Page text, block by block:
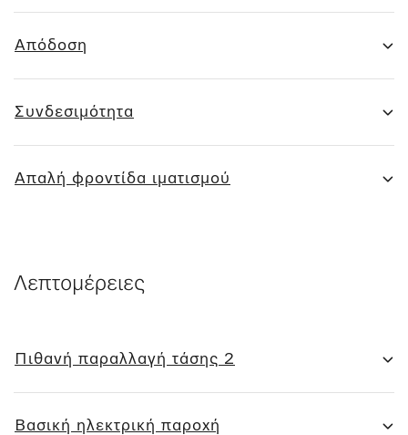
Απόδοση
Συνδεσιμότητα
Απαλή φροντίδα ιματισμού
Λεπτομέρειες
Πιθανή παραλλαγή τάσης 2
Βασική ηλεκτρική παροχή